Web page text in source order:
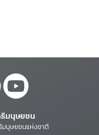
มนุษยชน
มนุษยชนแห่งชาติ